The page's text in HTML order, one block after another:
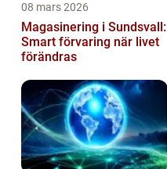
08 mars 2026
Magasinering i Sundsvall:
Smart förvaring när livet
förändras